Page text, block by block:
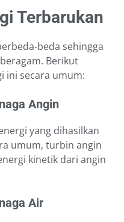
Terbarukan
beda sehingga
Berikut
ini secara umum:
Angin
yang dihasilkan
umum, turbin angin
kinetik dari angin
Air